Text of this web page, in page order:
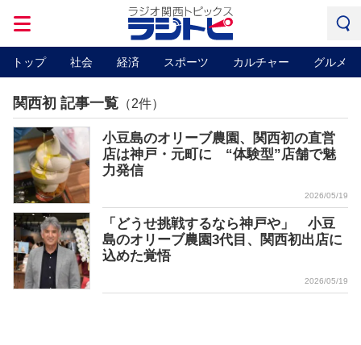
トップ 社会 経済 スポーツ カルチャー グルメ
関西初 記事一覧 （2件）
小豆島のオリーブ農園、関西初の直営
店は神戸・元町に “体験型”店舗で魅
力発信
2026/05/19
「どうせ挑戦するなら神戸や」 小豆
島のオリーブ農園3代目、関西初出店に
込めた覚悟
2026/05/19